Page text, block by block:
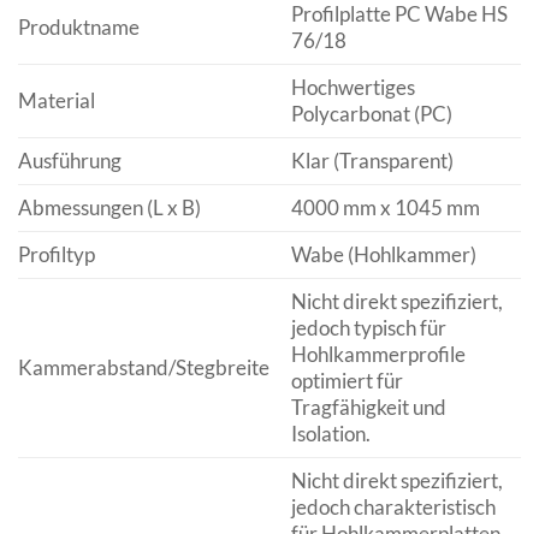
Produktname
Profilplatte PC Wabe HS
76/18
Material
Hochwertiges
Polycarbonat (PC)
Ausführung
Klar (Transparent)
Abmessungen (L x B)
4000 mm x 1045 mm
Profiltyp
Wabe (Hohlkammer)
Kammerabstand/Stegbreite
Nicht direkt spezifiziert,
jedoch typisch für
Hohlkammerprofile
optimiert für
Tragfähigkeit und
Isolation.
Nicht direkt spezifiziert,
jedoch charakteristisch